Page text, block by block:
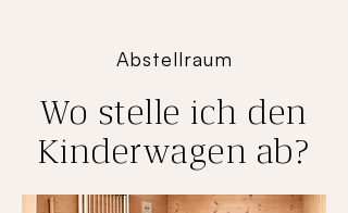
Abstellraum
Wo stelle ich den
Kinderwagen ab?